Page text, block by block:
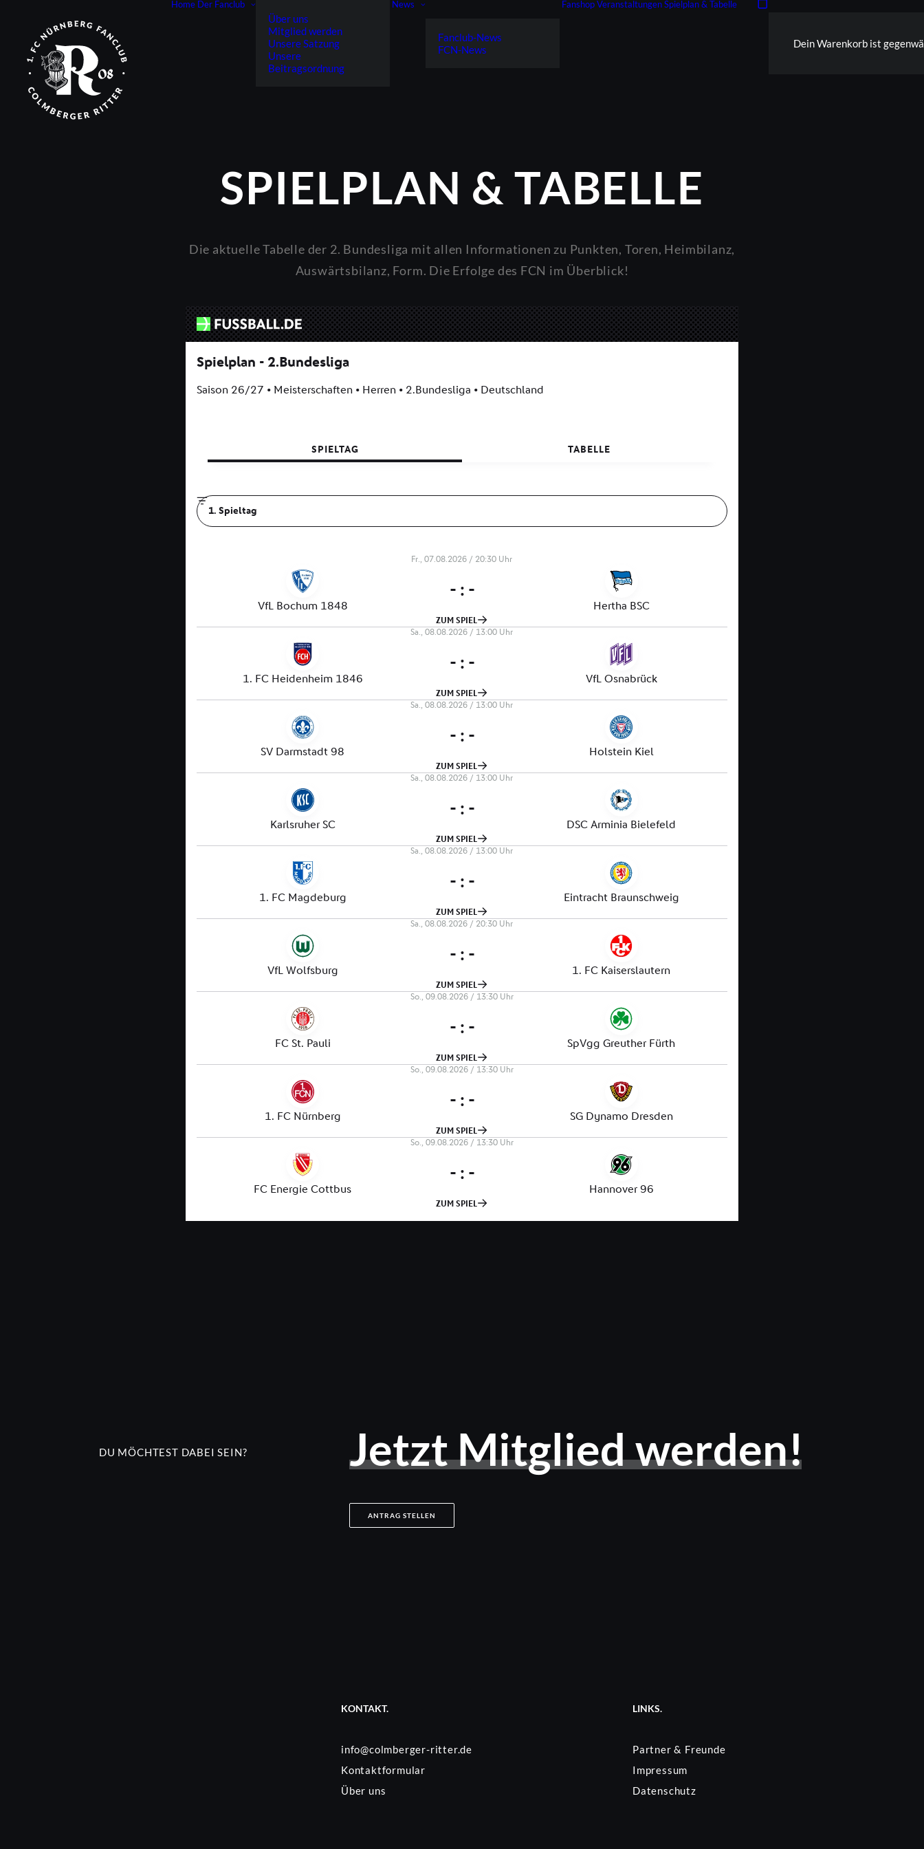
Home Der Fanclub
Über uns
Mitglied werden
Unsere Satzung
Unsere
Beitragsordnung
News
Fanclub-News
FCN-News
FanshopVeranstaltungenSpielplan & Tabelle
Dein Warenkorb ist
SPIELPLAN & TABELLE
Die aktuelle Tabelle der 2. Bundesliga mit allen Informationen zu Punkten, Toren, Heimbilanz,
Auswärtsbilanz, Form. Die Erfolge des FCN im Überblick!
DU MÖCHTEST DABEI SEIN? JetztMitgliedwerden!
ANTRAG STELLEN
KONTAKT.
info@colmberger-ritter.de
Kontaktformular
Über uns
LINKS.
Partner & Freunde
Impressum
Datenschutz